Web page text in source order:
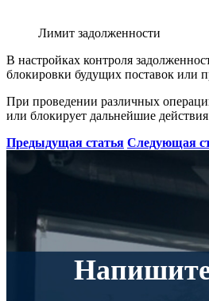
Лимит задолженности
В настройках контроля
блокировки будущих поставок или
При проведении различных
или блокирует дальнейшие
Предыдущая статья Следующая